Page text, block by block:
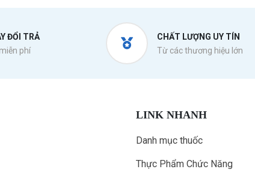
ĐỔI TRẢ
phí
CHẤT LƯỢNG UY TÍN
Từ các thương hiệu lớn
LINK NHANH
Danh mục thuốc
Thực Phẩm Chức Năng